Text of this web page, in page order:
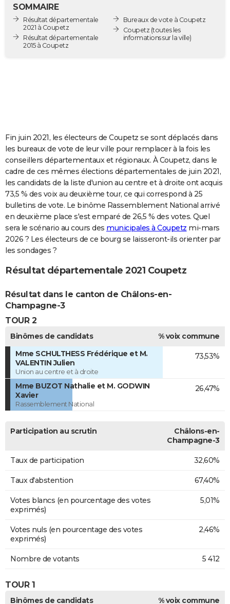
Destinations
City break
Voyage nature
Voyage de noces
Forum
Climat
GUIDES D'ACHAT
COPAINS D'AVANT
S'inscrire
Se connecter
Lycées
Collèges
Primaires
Universités
Entreprises
Service militaire
Avis de recherche
AVIS DE DÉCÈS
Bricolage
Lifestyle
Culture
Sport
Auto
Television
Voyage
Cinema
SOMMAIRE
Résultat départementale
2021 à Coupetz
Résultat départementale
2015 à Coupetz
Bureaux de vote à Coupetz
Coupetz (toutes les
informations sur la ville)
Fin juin 2021, les électeurs de Coupetz se sont déplacés dans
les bureaux de vote de leur ville pour remplacer à la fois les
conseillers départementaux et régionaux. À Coupetz, dans le
cadre de ces mêmes élections départementales de juin 2021,
les candidats de la liste d'union au centre et à droite ont acquis
73,5 % des voix au deuxième tour, ce qui correspond à 25
bulletins de vote. Le binôme Rassemblement National arrivé
en deuxième place s'est emparé de 26,5 % des votes. Quel
sera le scénario au cours des municipales à Coupetz mi-mars
2026 ? Les électeurs de ce bourg se laisseront-ils orienter par
les sondages ?
Résultat départementale 2021 Coupetz
Résultat dans le canton de Châlons-en-
Champagne-3
TOUR 2
Binômes de candidats
% voix commune
Mme SCHULTHESS Frédérique et M.
VALENTIN Julien
Union au centre et à droite
73,53%
Mme BUZOT Nathalie et M. GODWIN
Xavier
Rassemblement National
26,47%
Participation au scrutin
Châlons-en-
Champagne-3
Taux de participation 32,60%
Taux d'abstention 67,40%
Votes blancs (en pourcentage des votes
exprimés)
5,01%
Votes nuls (en pourcentage des votes
exprimés)
2,46%
Nombre de votants 5 412
TOUR 1
Binômes de candidats
% voix commune